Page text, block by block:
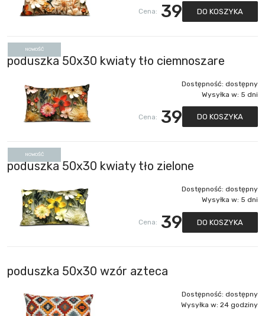
Cena: 39 DO KOSZYKA
poduszka 50x30 kwiaty tło ciemnoszare
Dostępność: dostępny
Wysyłka w: 5 dni
Cena: 39 DO KOSZYKA
NOWOŚĆ
poduszka 50x30 kwiaty tło zielone
Dostępność: dostępny
Wysyłka w: 5 dni
Cena: 39 DO KOSZYKA
NOWOŚĆ
poduszka 50x30 wzór azteca
Dostępność: dostępny
Wysyłka w: 24 godziny